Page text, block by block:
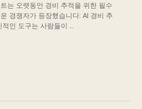
는 오랫동안 경비 추적을 위한 필수
경쟁자가 등장했습니다: AI 경비 추
적인 도구는 사람들이 …